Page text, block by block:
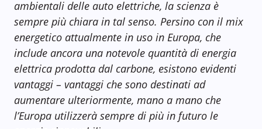
ambientali delle auto elettriche, la scienza è
sempre più chiara in tal senso. Persino con il mix
energetico attualmente in uso in Europa, che
include ancora una notevole quantità di energia
elettrica prodotta dal carbone, esistono evidenti
vantaggi – vantaggi che sono destinati ad
aumentare ulteriormente, mano a mano che
l’Europa utilizzerà sempre di più in futuro le